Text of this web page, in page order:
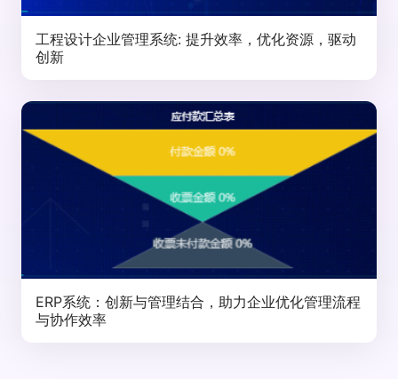
工程设计企业管理系统: 提升效率，优化资源，驱动
创新
ERP系统：创新与管理结合，助力企业优化管理流程
与协作效率